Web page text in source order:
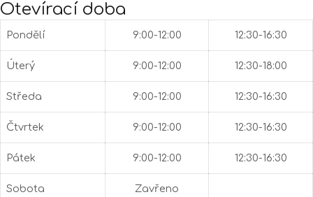
Otevírací doba
Pondělí 9:00-12:00 12:30-16:30
Úterý 9:00-12:00 12:30-18:00
Středa 9:00-12:00 12:30-16:30
Čtvrtek 9:00-12:00 12:30-16:30
Pátek 9:00-12:00 12:30-16:30
Sobota Zavřeno